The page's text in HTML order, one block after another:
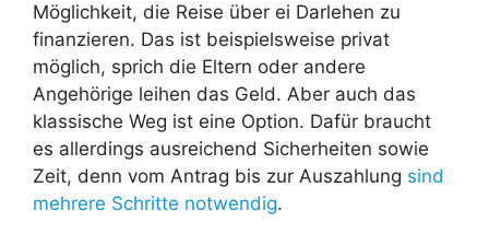
Möglichkeit, die Reise über ei Darlehen zu
finanzieren. Das ist beispielsweise privat
möglich, sprich die Eltern oder andere
Angehörige leihen das Geld. Aber auch das
klassische Weg ist eine Option. Dafür braucht
es allerdings ausreichend Sicherheiten sowie
Zeit, denn vom Antrag bis zur Auszahlung sind
mehrere Schritte notwendig.